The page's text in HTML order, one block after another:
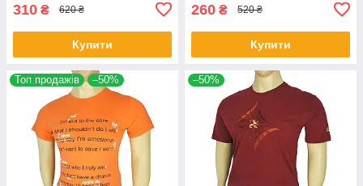
310 ₴ 620 ₴
Купити
260 ₴ 520 ₴
Купити
Топ продажів –50% –50%